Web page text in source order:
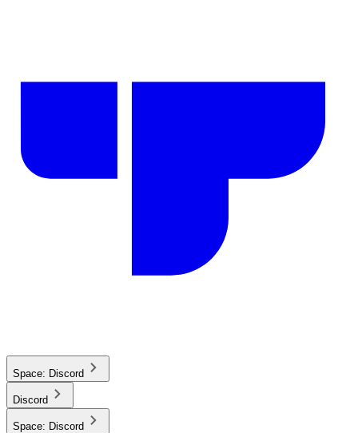
Space: Discord
Discord
Space: Discord